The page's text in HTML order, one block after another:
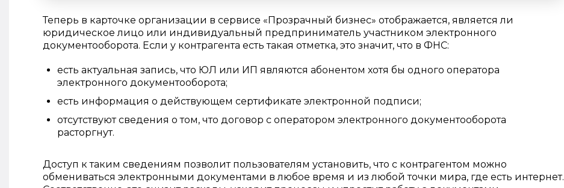
Теперь в карточке организации в сервисе «Прозрачный бизнес» отображается, является ли
юридическое лицо или индивидуальный предприниматель участником электронного
документооборота. Если у контрагента есть такая отметка, это значит, что в ФНС:
есть актуальная запись, что ЮЛ или ИП являются абонентом хотя бы одного оператора
электронного документооборота;
есть информация о действующем сертификате электронной подписи;
отсутствуют сведения о том, что договор с оператором электронного документооборота
расторгнут.
Доступ к таким сведениям позволит пользователям установить, что с контрагентом можно
обмениваться электронными документами в любое время и из любой точки мира, где есть интернет.